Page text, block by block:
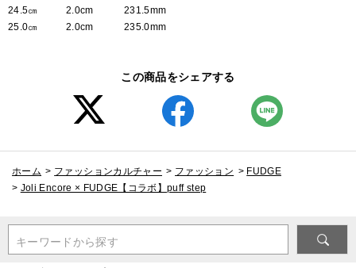
24.5㎝
2.0cm
231.5mm
25.0㎝
2.0cm 235.0mm
この商品をシェアする
ホーム > ファッションカルチャー > ファッション > FUDGE
> Joli Encore × FUDGE【コラボ】puff step
キーワードから探す